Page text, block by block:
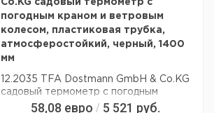
Co.KG садовый термометр с
погодным краном и ветровым
колесом, пластиковая трубка,
атмосферостойкий, черный, 1400
мм
12.2035 TFA Dostmann GmbH & Co.KG
садовый термометр с погодным
краном и ветровым колесом,
58,08 евро / 5 521 руб.